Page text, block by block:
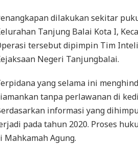
dilakukan sekitar
Tanjung Balai Kota I,
tersebut dipimpin Tim
Negeri Tanjungbalai.
yang selama ini
tanpa perlawanan di
informasi yang
pada tahun 2020. Proses
Mahkamah Agung.